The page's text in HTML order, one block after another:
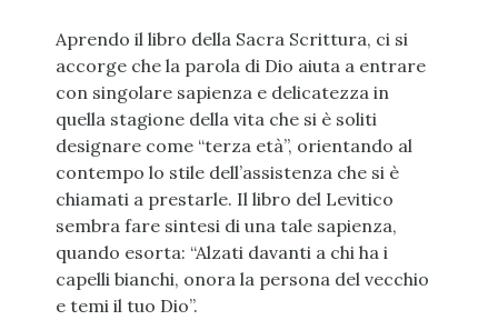
Aprendo il libro della Sacra Scrittura, ci si
accorge che la parola di Dio aiuta a entrare
con singolare sapienza e delicatezza in
quella stagione della vita che si è soliti
designare come “terza età”, orientando al
contempo lo stile dell’assistenza che si è
chiamati a prestarle. Il libro del Levitico
sembra fare sintesi di una tale sapienza,
quando esorta: “Alzati davanti a chi ha i
capelli bianchi, onora la persona del vecchio
e temi il tuo Dio”.